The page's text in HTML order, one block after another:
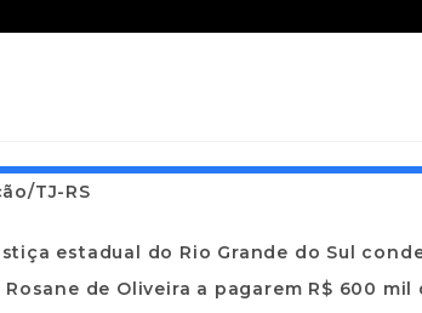
TJ-RS
estadual do Rio Grande do Sul
de Oliveira a pagarem R$ 600